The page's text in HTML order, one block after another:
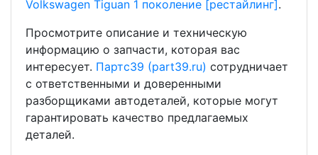
Volkswagen Tiguan 1 поколение [рестайлинг].
Просмотрите описание и техническую
информацию о запчасти, которая вас
интересует. Партс39 (part39.ru) сотрудничает
с ответственными и доверенными
разборщиками автодеталей, которые могут
гарантировать качество предлагаемых
деталей.